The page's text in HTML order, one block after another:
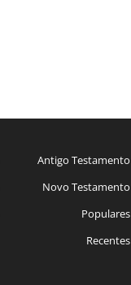
Antigo Testamento
Novo Testamento
Populares
Recentes